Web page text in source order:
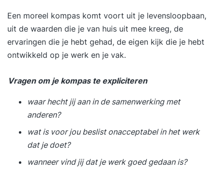
Een moreel kompas komt voort uit je levensloopbaan,
uit de waarden die je van huis uit mee kreeg, de
ervaringen die je hebt gehad, de eigen kijk die je hebt
ontwikkeld op je werk en je vak.
Vragen om je kompas te expliciteren
waar hecht jij aan in de samenwerking met
anderen?
wat is voor jou beslist onacceptabel in het werk
dat je doet?
wanneer vind jij dat je werk goed gedaan is?